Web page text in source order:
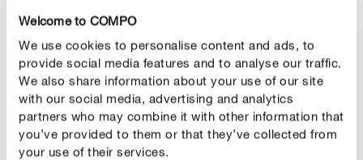
Welcome to COMPO
We use cookies to personalise content and ads, to
provide social media features and to analyse our traffic.
We also share information about your use of our site
with our social media, advertising and analytics
partners who may combine it with other information that
you’ve provided to them or that they’ve collected from
your use of their services.
für intensive Blüten, mehr Widerstandskraft und
starke Wurzeln
für Pflanzungen in Töpfen, Kübeln und im Freiland
geeignet
nachhaltig: Verpackung besteht zu fast 100 % aus
Recyclat